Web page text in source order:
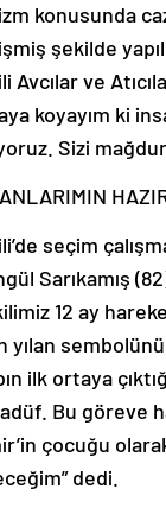
konusunda
şekilde
Avcılar ve
koyayım ki
Sizi
seçim
Sarıkamış
12 ay
yılan
ilk ortaya
Bu göreve
çocuğu
dedi.